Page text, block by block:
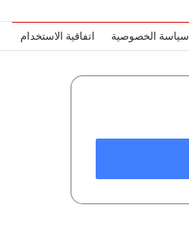
سياسة الخصوصية اتفاقية الاستخدام